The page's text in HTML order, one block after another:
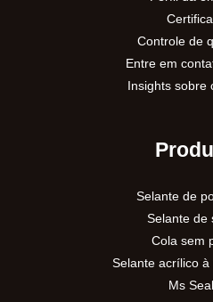
Controle de
Entre em
Insights sobre
Selante de
Selante de
Cola sem
Selante acrílico
Ms